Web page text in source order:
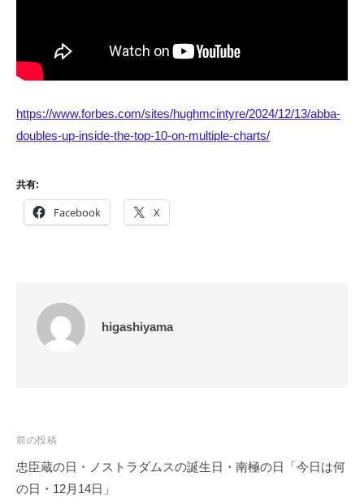
https://www.forbes.com/sites/hughmcintyre/2024/12/13/abba-
doubles-up-inside-the-top-10-on-multiple-charts/
共有:
Facebook X
higashiyama
投
稿
ナ
前の投稿
忠臣蔵の日・ノストラダムスの誕生日・南極の日「今日は何
の日・12月14日」